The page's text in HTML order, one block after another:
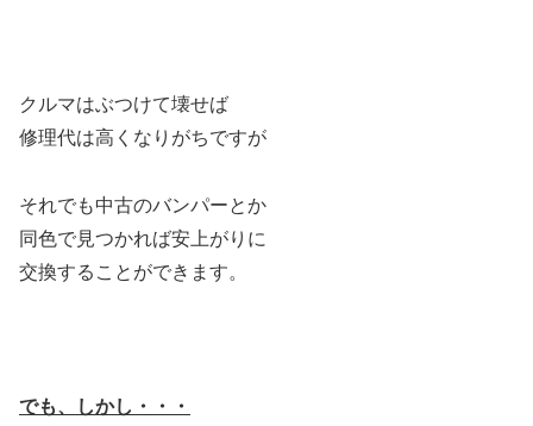
クルマはぶつけて壊せば
修理代は高くなりがちですが
それでも中古のバンパーとか
同色で見つかれば安上がりに
交換することができます。
でも、しかし・・・